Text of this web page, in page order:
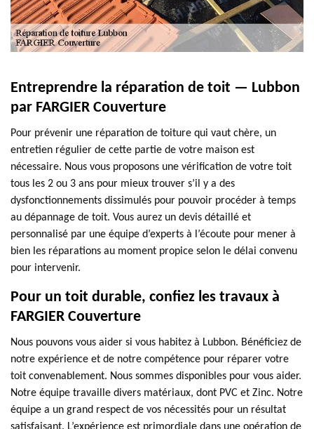
Entreprendre la réparation de toit — Lubbon
par FARGIER Couverture
Pour prévenir une réparation de toiture qui vaut chère, un
entretien régulier de cette partie de votre maison est
nécessaire. Nous vous proposons une vérification de votre toit
tous les 2 ou 3 ans pour mieux trouver s’il y a des
dysfonctionnements dissimulés pour pouvoir procéder à temps
au dépannage de toit. Vous aurez un devis détaillé et
personnalisé par une équipe d’experts à l’écoute pour mener à
bien les réparations au moment propice selon le délai convenu
pour intervenir.
Pour un toit durable, confiez les travaux à
FARGIER Couverture
Nous pouvons vous aider si vous habitez à Lubbon. Bénéficiez de
notre expérience et de notre compétence pour réparer votre
toit convenablement. Nous sommes disponibles pour vous aider.
Notre équipe travaille divers matériaux, dont PVC et Zinc. Notre
équipe a un grand respect de vos nécessités pour un résultat